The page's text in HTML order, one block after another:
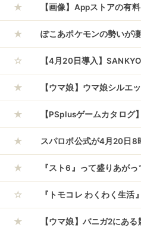
★ 【画像】Appストアの有
け
★ ぽこあポケモンの勢いが
げた
☆ 【4月20日導入】
モード法則まとめ&ショ
が出現したら大量出玉の
★ 【ウマ娘】ウマ娘シルエ
★ 【PSplusゲームカタロ
orizon Zero Dawn™
r 26 Console』などタイ
★ スパロボ公式が4月20日8
★ 『スト6』って盛りあが
いわ
☆ 『トモコレ わくわく生
しまう
★ 【ウマ娘】バニガ2にあ